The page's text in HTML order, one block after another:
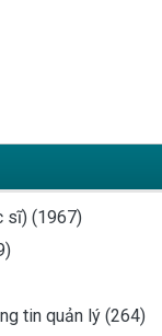
sĩ) (1967)
tin quản lý (264)